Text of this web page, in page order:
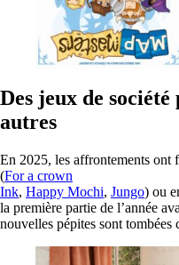
Des jeux de
autres
En 2025, les affrontements ont
(For a crown
Ink, Happy Mochi, Jungo) ou
la première partie de l’année
nouvelles pépites sont